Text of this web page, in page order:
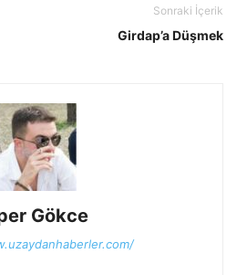
Sonraki İçerik
Girdap’a Düşmek
Gökce